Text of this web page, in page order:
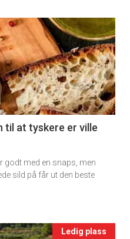
til at tyskere er ville
godt med en snaps, men
sild på får ut den beste
Ledig plass